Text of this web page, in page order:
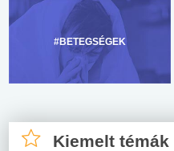
#BETEGSÉGEK
Kiemelt témák